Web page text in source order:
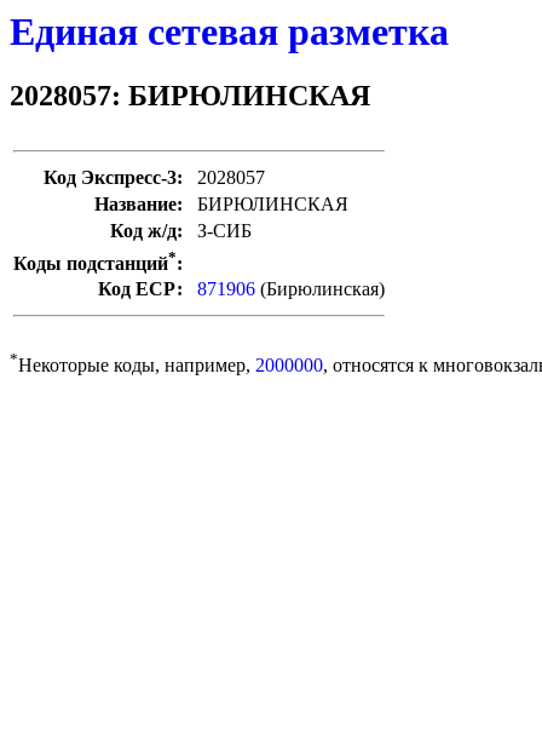
Единая сетевая разметка
2028057: БИРЮЛИНСКАЯ
Код Экспресс-3:
2028057
Название:
БИРЮЛИНСКАЯ
Код ж/д:
З-СИБ
Коды подстанций*:
Код ЕСР:
871906 (Бирюлинская)
*Некоторые коды, например, 2000000, относятся к